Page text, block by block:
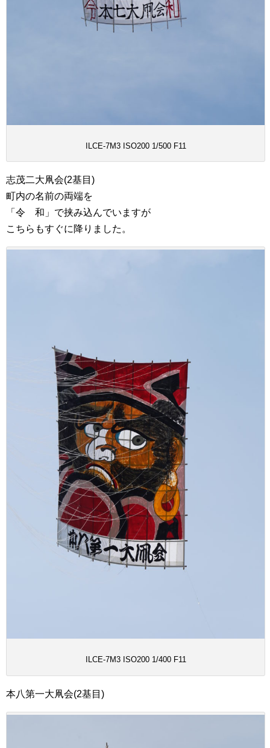
ILCE-7M3 ISO200 1/500 F11
志茂二大凧会(2基目)
町内の名前の両端を
「令 和」で挟み込んでいますが
こちらもすぐに降りました。
ILCE-7M3 ISO200 1/400 F11
本八第一大凧会(2基目)